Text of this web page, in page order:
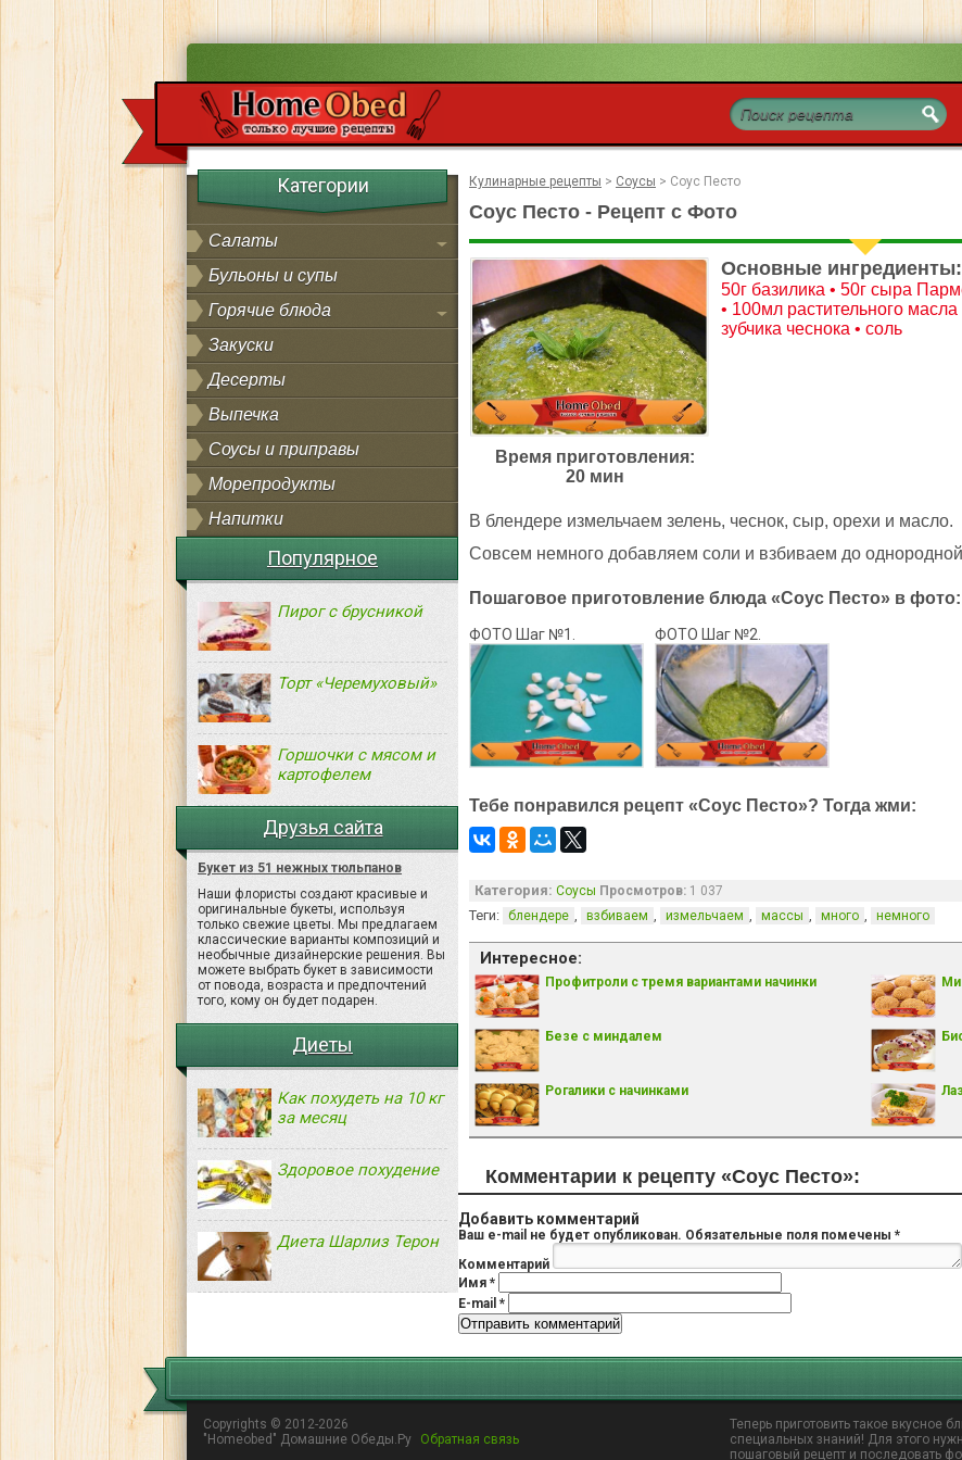
Категории
Салаты
Бульоны и супы
Горячие блюда
Закуски
Десерты
Выпечка
Соусы и приправы
Морепродукты
Напитки
Популярное
Пирог с брусникой
Торт «Черемуховый»
Горшочки с мясом и
картофелем
Друзья сайта
Букет из 51 нежных тюльпанов
Наши флористы создают красивые и
оригинальные букеты, используя
только свежие цветы. Мы предлагаем
классические варианты композиций и
необычные дизайнерские решения. Вы
можете выбрать букет в зависимости
от повода, возраста и предпочтений
того, кому он будет подарен.
Диеты
Как похудеть на 10 кг
за месяц
Здоровое похудение
Диета Шарлиз Терон
Кулинарные рецепты > Соусы > Соус Песто
Соус Песто - Рецепт с Фото
Время приготовления:
20 мин
Основные ингредиенты:
50г базилика • 50г сыра
• 100мл растительного
зубчика чеснока • соль
В блендере измельчаем зелень, чеснок, сыр, орехи и масло.
Совсем немного добавляем соли и взбиваем до
Пошаговое приготовление блюда «Соус Песто» в фото:
ФОТО Шаг №1. ФОТО Шаг №2.
Тебе понравился рецепт «Соус Песто»? Тогда жми:
Категория: Соусы Просмотров: 1 037
Теги: блендере , взбиваем , измельчаем , массы , много , немного
Интересное:
Профитроли с тремя вариантами начинки
Безе с миндалем
Рогалики с начинками
Комментарии к рецепту «Соус Песто»:
Добавить комментарий
Ваш e-mail не будет опубликован. Обязательные поля помечены *
Комментарий
Имя *
E-mail *
Copyrights © 2012-2026
"Homeobed" Домашние Обеды.Ру
Обратная связь
Теперь приготовить такое вкусное
специальных знаний! Для этого
пошаговый рецепт и последовать